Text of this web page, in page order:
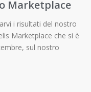
Marketplace
i risultati del nostro
Marketplace che si è
sul nostro